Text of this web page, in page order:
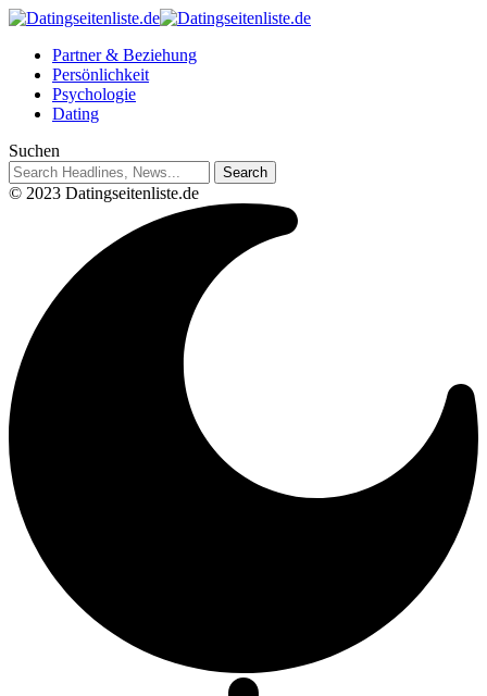
Partner & Beziehung
Persönlichkeit
Psychologie
Dating
Suchen
© 2023 Datingseitenliste.de